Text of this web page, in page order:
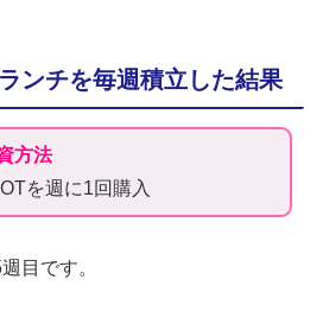
ンチを毎週積立した結果
方法
を週に1回購入
目です。